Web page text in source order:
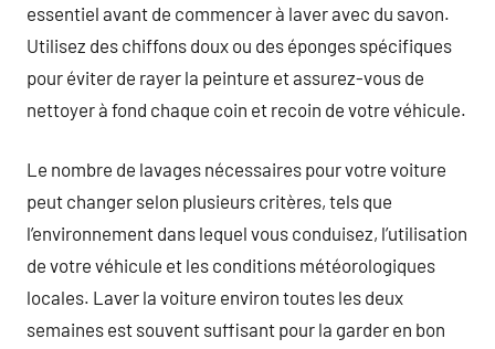
essentiel avant de commencer à laver avec du savon.
Utilisez des chiffons doux ou des éponges spécifiques
pour éviter de rayer la peinture et assurez-vous de
nettoyer à fond chaque coin et recoin de votre véhicule.
Le nombre de lavages nécessaires pour votre voiture
peut changer selon plusieurs critères, tels que
l’environnement dans lequel vous conduisez, l’utilisation
de votre véhicule et les conditions météorologiques
locales. Laver la voiture environ toutes les deux
semaines est souvent suffisant pour la garder en bon